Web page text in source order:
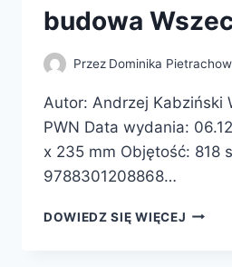
budowa
Przez Dominika
Autor: Andrzej Kabziński
PWN Data wydania:
x 235 mm Objętość: 818
9788301208868…
DOWIEDZ SIĘ WIĘCEJ